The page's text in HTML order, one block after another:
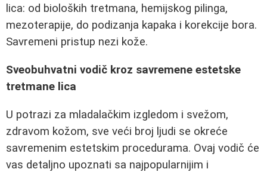
lica: od bioloških tretmana, hemijskog pilinga,
mezoterapije, do podizanja kapaka i korekcije bora.
Savremeni pristup nezi kože.
Sveobuhvatni vodič kroz savremene estetske
tretmane lica
U potrazi za mladalačkim izgledom i svežom,
zdravom kožom, sve veći broj ljudi se okreće
savremenim estetskim procedurama. Ovaj vodič će
vas detaljno upoznati sa najpopularnijim i